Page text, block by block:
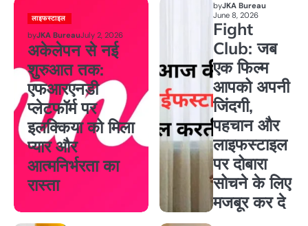
लाइफस्टाइल
byJKA BureauJuly 2, 2026
अकेलेपन से नई
शुरुआत तक:
एफआरएनडी
प्लेटफॉर्म पर
इलक्किया को मिला
प्यार और
आत्मनिर्भरता का
रास्ता
byJKA Bureau
June 8, 2026
Fight
Club: जब
एक फिल्म
आपको अपनी
जिंदगी,
पहचान और
लाइफस्टाइल
पर दोबारा
सोचने के लिए
मजबूर कर दे